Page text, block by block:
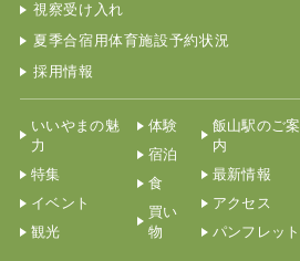
視察受け入れ
夏季合宿用体育施設予約状況
採用情報
いいやまの魅
力
特集
イベント
観光
体験
宿泊
食
買い
物
飯山駅のご案
内
最新情報
アクセス
パンフレット